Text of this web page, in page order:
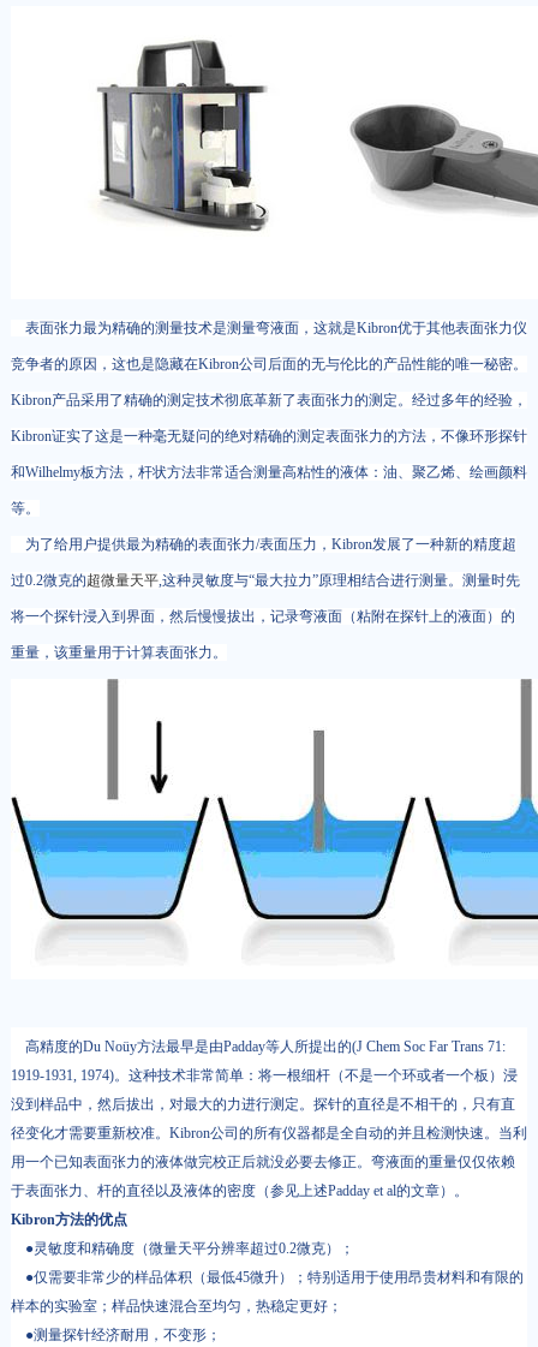
表面张力最为精确的测量技术是测量弯液面，这就是Kibron优于其他表面张力仪
竞争者的原因，这也是隐藏在Kibron公司后面的无与伦比的产品性能的唯一秘密。
Kibron产品采用了精确的测定技术彻底革新了表面张力的测定。经过多年的经验，
Kibron证实了这是一种毫无疑问的绝对精确的测定表面张力的方法，不像环形探针
和Wilhelmy板方法，杆状方法非常适合测量高粘性的液体：油、聚乙烯、绘画颜料
等。
为了给用户提供最为精确的表面张力/表面压力，Kibron发展了一种新的精度超
过0.2微克的超微量天平,这种灵敏度与“最大拉力”原理相结合进行测量。测量时先
将一个探针浸入到界面，然后慢慢拔出，记录弯液面（粘附在探针上的液面）的
重量，该重量用于计算表面张力。
高精度的Du Noüy方法最早是由Padday等人所提出的(J Chem Soc Far Trans 71:
1919-1931, 1974)。这种技术非常简单：将一根细杆（不是一个环或者一个板）浸
没到样品中，然后拔出，对最大的力进行测定。探针的直径是不相干的，只有直
径变化才需要重新校准。Kibron公司的所有仪器都是全自动的并且检测快速。当利
用一个已知表面张力的液体做完校正后就没必要去修正。弯液面的重量仅仅依赖
于表面张力、杆的直径以及液体的密度（参见上述Padday et al的文章）。
Kibron方法的优点
●灵敏度和精确度（微量天平分辨率超过0.2微克）；
●仅需要非常少的样品体积（最低45微升）；特别适用于使用昂贵材料和有限的
样本的实验室；样品快速混合至均匀，热稳定更好；
●测量探针经济耐用，不变形；